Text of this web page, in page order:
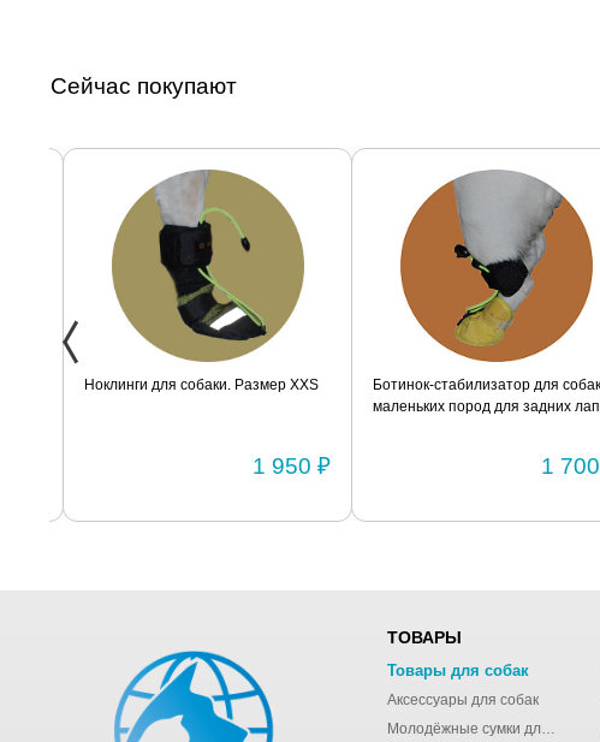
Сейчас покупают
Ноклинги для собаки. Размер XXS
1 950 ₽
Ботинок-стабилизатор для собак
маленьких пород для задних лап.
1 700 ₽
ТОВАРЫ
Товары для собак
Аксессуары для собак
Молодёжные сумки для девушек